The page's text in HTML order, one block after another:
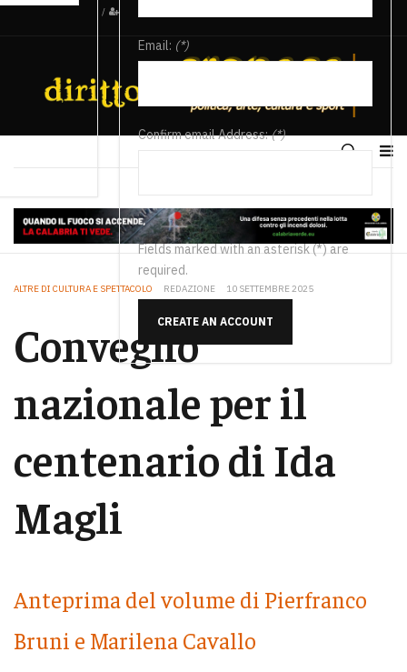
/
Email: (*)
Confirm email Address:(*)
Fields marked with an asterisk (*) are
required.
CREATE AN ACCOUNT
ALTRE DI CULTURA E SPETTACOLO REDAZIONE 10 SETTEMBRE 2025
Convegno
nazionale per il
centenario di Ida
Magli
Anteprima del volume di Pierfranco
Bruni e Marilena Cavallo